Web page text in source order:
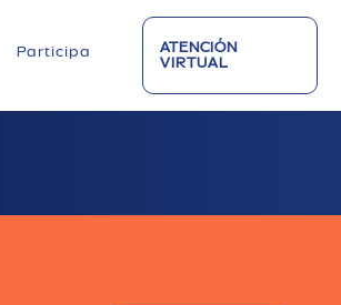
Participa
ATENCIÓN
VIRTUAL